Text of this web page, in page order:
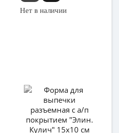
Нет в наличии